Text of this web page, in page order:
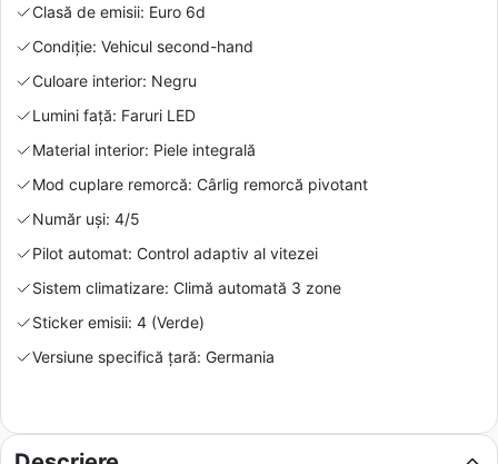
Clasă de emisii: Euro 6d
Condiție: Vehicul second-hand
Culoare interior: Negru
Lumini față: Faruri LED
Material interior: Piele integrală
Mod cuplare remorcă: Cârlig remorcă pivotant
Număr uși: 4/5
Pilot automat: Control adaptiv al vitezei
Sistem climatizare: Climă automată 3 zone
Sticker emisii: 4 (Verde)
Versiune specifică țară: Germania